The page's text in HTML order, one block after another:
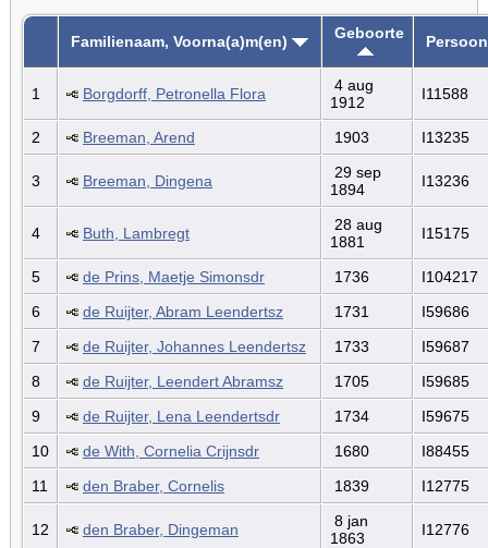
Familienaam, Voorna(a)m(en) Geboorte
1 Borgdorff, Petronella Flora
4 aug
1912
I11588
2 Breeman, Arend 1903 I13235
3 Breeman, Dingena
29 sep
1894
I13236
4 Buth, Lambregt
28 aug
1881
I15175
5 de Prins, Maetje Simonsdr 1736
I104217
6
de Ruijter, Abram Leendertsz 1731
I59686
7
de Ruijter, Johannes Leendertsz 1733
I59687
8
de Ruijter, Leendert Abramsz 1705
I59685
9
de Ruijter, Lena Leendertsdr 1734
I59675
10
de With, Cornelia Crijnsdr 1680
I88455
11
den Braber, Cornelis 1839 I12775
12 den Braber, Dingeman
8 jan
1863
I12776